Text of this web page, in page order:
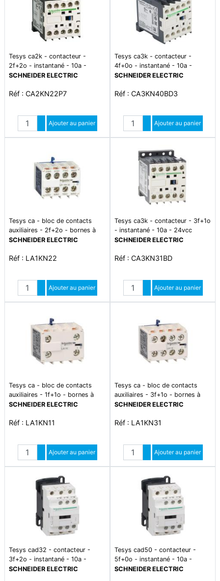
Tesys ca2k - contacteur -
2f+2o - instantané - 10a -
230vca
SCHNEIDER ELECTRIC
Réf : CA2KN22P7
Quantité
Augmenter quantité
Diminuer quantité
Ajouter au panier
Tesys ca3k - contacteur -
4f+0o - instantané - 10a -
24vcc
SCHNEIDER ELECTRIC
Réf : CA3KN40BD3
Quantité
Augmenter quantité
Diminuer quantité
Ajouter au panier
Tesys ca - bloc de contacts
auxiliaires - 2f+2o - bornes à
vis-étriers
SCHNEIDER ELECTRIC
Réf : LA1KN22
Quantité
Augmenter quantité
Diminuer quantité
Ajouter au panier
Tesys ca3k - contacteur - 3f+1o
- instantané - 10a - 24vcc
SCHNEIDER ELECTRIC
Réf : CA3KN31BD
Quantité
Augmenter quantité
Diminuer quantité
Ajouter au panier
Tesys ca - bloc de contacts
auxiliaires - 1f+1o - bornes à
vis-étriers
SCHNEIDER ELECTRIC
Réf : LA1KN11
Quantité
Augmenter quantité
Diminuer quantité
Ajouter au panier
Tesys ca - bloc de contacts
auxiliaires - 3f+1o - bornes à
vis-étriers
SCHNEIDER ELECTRIC
Réf : LA1KN31
Quantité
Augmenter quantité
Diminuer quantité
Ajouter au panier
Tesys cad32 - contacteur -
3f+2o - instantané - 10a -
115vca
SCHNEIDER ELECTRIC
Tesys cad50 - contacteur -
5f+0o - instantané - 10a -
230vca
SCHNEIDER ELECTRIC